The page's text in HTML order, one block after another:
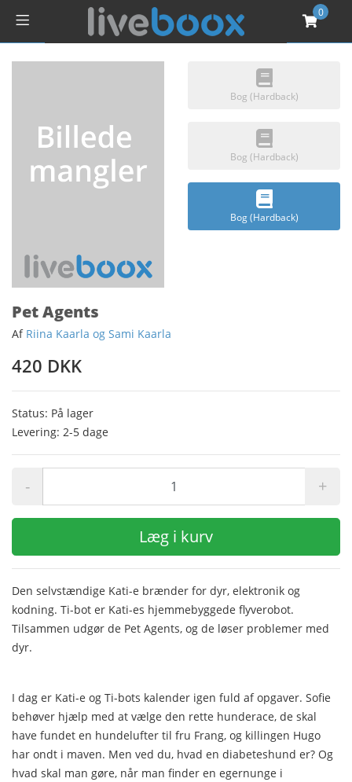
0
Bog (Hardback)
Bog (Hardback)
Bog (Hardback)
Pet Agents
Af Riina Kaarla og Sami Kaarla
420 DKK
Status: På lager
Levering: 2-5 dage
- +
Læg i kurv
Den selvstændige Kati-e brænder for dyr, elektronik og
kodning. Ti-bot er Kati-es hjemmebyggede flyverobot.
Tilsammen udgør de Pet Agents, og de løser problemer med
dyr.
I dag er Kati-e og Ti-bots kalender igen fuld af opgaver. Sofie
behøver hjælp med at vælge den rette hunderace, de skal
have fundet en hundelufter til fru Frang, og killingen Hugo
har ondt i maven. Men ved du, hvad en diabeteshund er? Og
hvad skal man gøre, når man finder en egernunge i